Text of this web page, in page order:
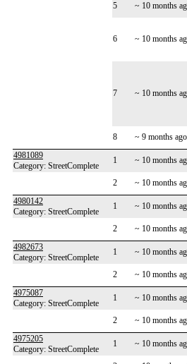
5
~ 10 months
6 ~ 10 months
7 ~ 10 months
8
~ 9 months ago
4981089
Category: StreetComplete
1 ~ 10 months
2
~ 10 months
4980142
Category: StreetComplete
1 ~ 10 months
2
~ 10 months
4982673
Category: StreetComplete
1 ~ 10 months
2 ~ 10 months
4975087
Category: StreetComplete
1 ~ 10 months
2 ~ 10 months
4975205
Category: StreetComplete
1 ~ 10 months